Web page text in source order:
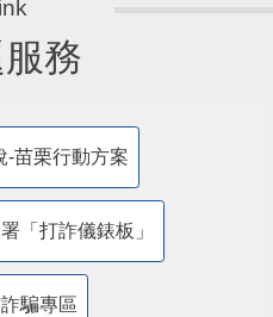
務
-苗栗行動方案
「打詐儀錶板」
騙專區